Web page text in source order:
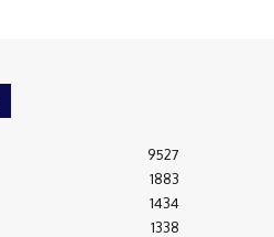
9527
1883
1434
1338